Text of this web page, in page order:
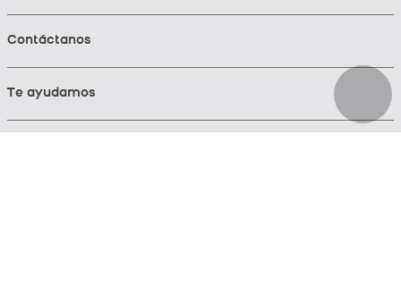
Contáctanos
Te ayudamos